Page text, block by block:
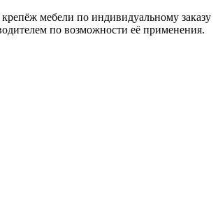
мебели по индивидуальному заказу
по возможности её применения.